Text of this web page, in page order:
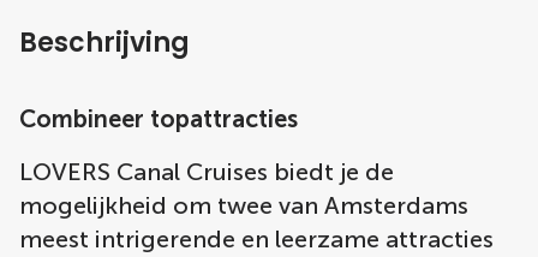
Beschrijving
Combineer topattracties
LOVERS Canal Cruises biedt je de
mogelijkheid om twee van Amsterdams
meest intrigerende en leerzame attracties